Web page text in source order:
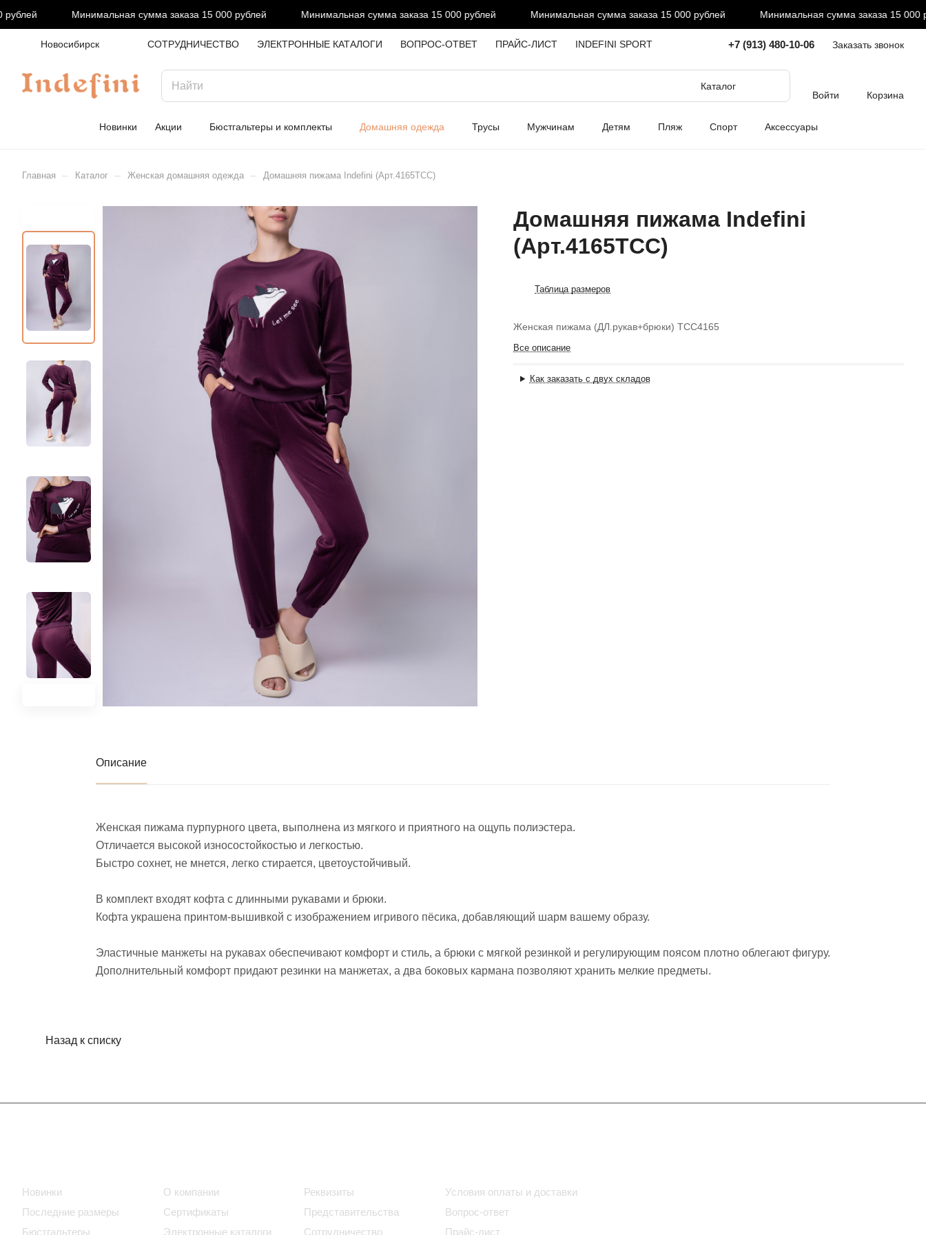
Минимальная сумма заказа 15 000 рублей Минимальная сумма заказа 15 000 рублей Минимальная сумма заказа 15 000 рублей Минимальная сумма заказа 15 000
Новосибирск СОТРУДНИЧЕСТВО ЭЛЕКТРОННЫЕ КАТАЛОГИ ВОПРОС-ОТВЕТ ПРАЙС-ЛИСТ INDEFINI SPORT +7 (913) 480-10-06 Заказать звонок
Каталог
Войти
Корзина
Новинки Акции Бюстгальтеры и комплекты Домашняя одежда Трусы Мужчинам Детям Пляж Спорт Аксессуары
Главная – Каталог – Женская домашняя одежда – Домашняя пижама Indefini (Арт.4165TCC)
Домашняя пижама Indefini
(Арт.4165TCC)
Таблица размеров
Женская пижама (ДЛ.рукав+брюки) TCC4165
Все описание
Как заказать с двух складов
Описание
Женская пижама пурпурного цвета, выполнена из мягкого и приятного на ощупь полиэстера.
Отличается высокой износостойкостью и легкостью.
Быстро сохнет, не мнется, легко стирается, цветоустойчивый.
В комплект входят кофта с длинными рукавами и брюки.
Кофта украшена принтом-вышивкой с изображением игривого пёсика, добавляющий шарм вашему образу.
Эластичные манжеты на рукавах обеспечивают комфорт и стиль, а брюки с мягкой резинкой и регулирующим поясом плотно облегают фигуру.
Дополнительный комфорт придают резинки на манжетах, а два боковых кармана позволяют хранить мелкие предметы.
Назад к списку
Новинки
Последние размеры
Бюстгальтеры
О компании
Сертификаты
Электронные каталоги
Реквизиты
Представительства
Сотрудничество
Условия оплаты и доставки
Вопрос-ответ
Прайс-лист